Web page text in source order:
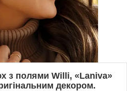
з полями Willi, «Laniva»
декором.